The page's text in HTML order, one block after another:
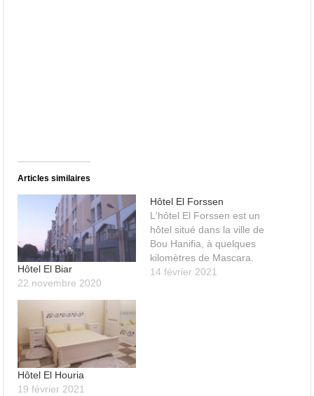
Articles similaires
Hôtel El Biar
22 novembre 2020
Hôtel El Forssen
L'hôtel El Forssen est un
hôtel situé dans la ville de
Bou Hanifia, à quelques
kilomètres de Mascara.
14 février 2021
Hôtel El Houria
19 février 2021